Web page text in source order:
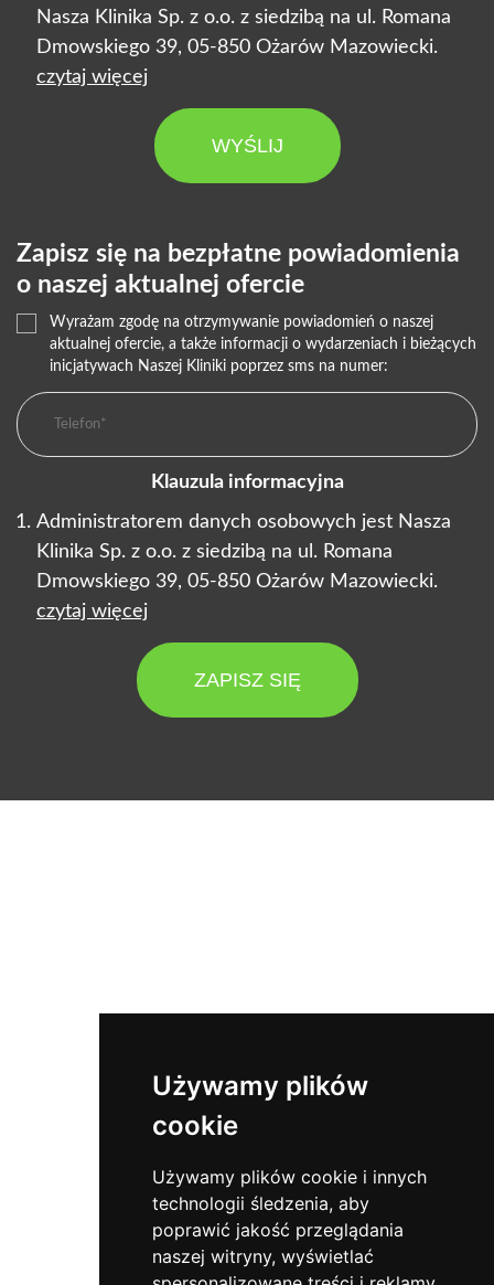
Używamy plików
cookie
Używamy plików cookie i innych
technologii śledzenia, aby
poprawić jakość przeglądania
naszej witryny, wyświetlać
Nasza Klinika Sp. z o.o. z siedzibą na ul. Romana
Dmowskiego 39, 05-850 Ożarów Mazowiecki.
czytaj więcej
WYŚLIJ
Zapisz się na bezpłatne powiadomienia
o naszej aktualnej ofercie
Wyrażam zgodę na otrzymywanie powiadomień o naszej
aktualnej ofercie, a także informacji o wydarzeniach i bieżących
inicjatywach Naszej Kliniki poprzez sms na numer:
Klauzula informacyjna
Administratorem danych osobowych jest Nasza
Klinika Sp. z o.o. z siedzibą na ul. Romana
Dmowskiego 39, 05-850 Ożarów Mazowiecki.
czytaj więcej
ZAPISZ SIĘ